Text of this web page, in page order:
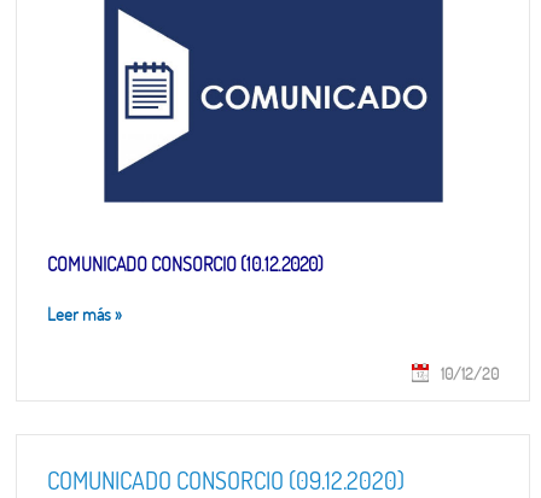
COMUNICADO CONSORCIO (10.12.2020)
Leer más»
10/12/20
COMUNICADO CONSORCIO (09.12.2020)